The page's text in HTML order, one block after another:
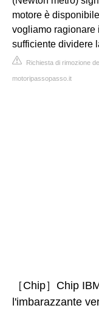
motore è
vogliamo ragionare
sufficiente dividere
Richiesta di rimozione
motoripassopasso.it
［Chip］Chip
l'imbarazzante